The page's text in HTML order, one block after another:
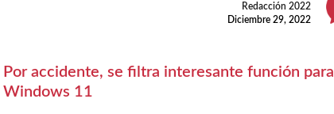
Redacción 2022
Diciembre 29, 2022
Por accidente, se filtra interesante función para
Windows 11